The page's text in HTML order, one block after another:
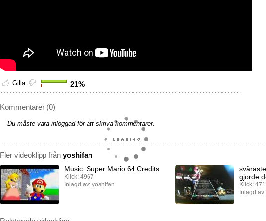
Gilla 21%
Kommentarer (0)
Du måste vara inloggad för att skriva kommentarer.
Fler videoklipp från yoshifan
Music: Super Mario 64 Credits
Klick: 4967
Inlagd av: yoshifan
gjorde
Klick:
Inlagd